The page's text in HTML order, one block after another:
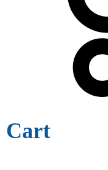
Cart